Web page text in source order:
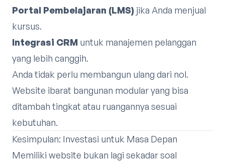
Portal Pembelajaran (LMS) jika Anda menjual
kursus.
Integrasi CRM untuk manajemen pelanggan
yang lebih canggih.
Anda tidak perlu membangun ulang dari nol.
Website ibarat bangunan modular yang bisa
ditambah tingkat atau ruangannya sesuai
kebutuhan.
Kesimpulan: Investasi untuk Masa Depan
Memiliki website bukan lagi sekadar soal